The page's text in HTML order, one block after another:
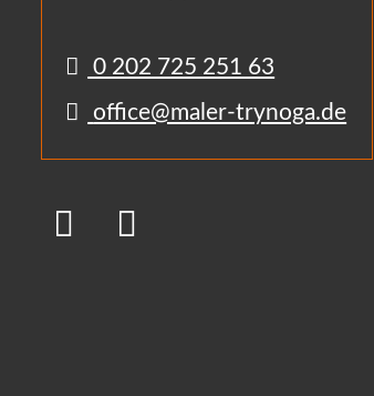
0 202 725 251 63
office@maler-trynoga.de